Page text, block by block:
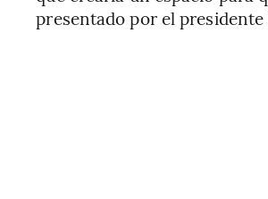
presentado por el